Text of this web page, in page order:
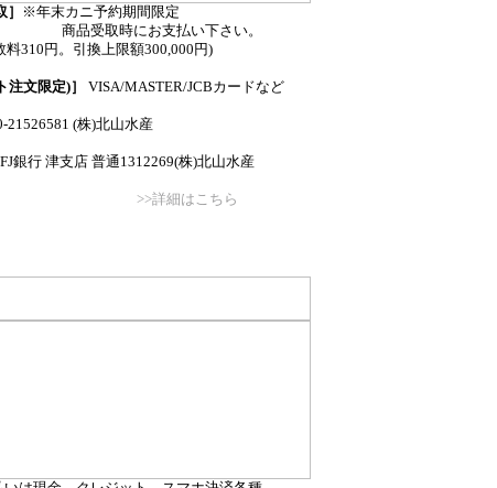
※年末カニ予約期間限定
にお支払い下さい。
310円。引換上限額300,000円)
注文限定)］ VISA/MASTER/JCBカードなど
21526581 (株)北山水産
銀行 津支店 普通1312269(株)北山水産
>>詳細はこちら